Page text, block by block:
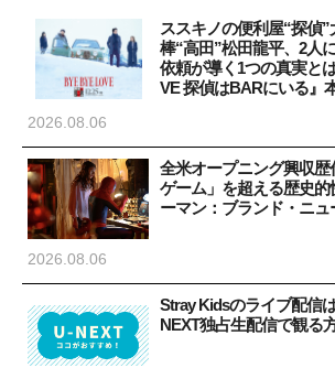
ススキノの便利屋“探偵
棒“高田”松田龍平、2人
依頼が導く1つの真実と
VE 探偵はBARにいる』
2026.08.06
全米オープニング興収歴
ゲーム」を超える歴史
ーマン：ブランド・ニュ
2026.08.06
Stray Kidsのライブ配信
NEXT独占生配信で観る